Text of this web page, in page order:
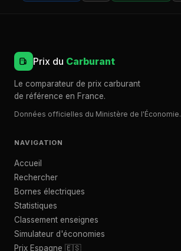
Prix du Carburant
Le comparateur de prix carburant
de référence en France.
Données officielles du Ministère de l'Économie.
NAVIGATION
Accueil
Rechercher
Bornes électriques
Statistiques
Classement enseignes
Simulateur d'économies
Prix Espagne 🇪🇸